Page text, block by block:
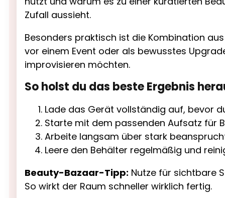
Zufall aussieht.
Besonders praktisch ist die Kombination
vor einem Event oder als bewusstes
improvisieren möchten.
So holst du das beste Ergebnis
Lade das Gerät vollständig auf, bevor
Starte mit dem passenden Aufsatz für
Arbeite langsam über stark
Leere den Behälter regelmäßig und
Beauty-Bazaar-Tipp: Nutze für sichtbare
So wirkt der Raum schneller wirklich fertig.